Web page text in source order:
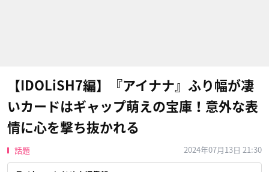
【IDOLiSH7編】『アイナナ』ふり幅が凄
いカードはギャップ萌えの宝庫！意外な表
情に心を撃ち抜かれる
話題 2024年07月13日 21:30